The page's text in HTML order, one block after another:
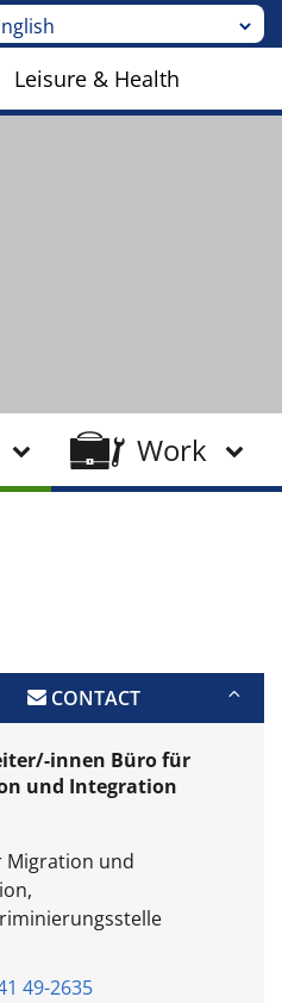
Leisure & Health
Work
CONTACT
innen Büro für
und Integration
Migration und
49-2635